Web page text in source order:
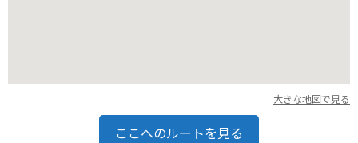
大きな地図で見る
ここへのルートを見る